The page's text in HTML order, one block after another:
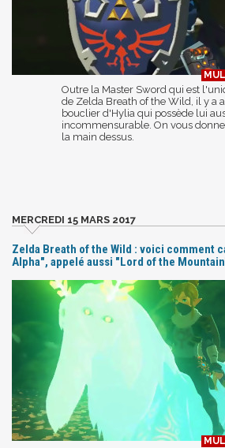
Outre la Master Sword qui est
de Zelda Breath of the Wild, il y a
bouclier d'Hylia qui possède lui
incommensurable. On vous
la main dessus.
MERCREDI 15 MARS 2017
Zelda Breath of the Wild : voici comment
Alpha", appelé aussi "Lord of the